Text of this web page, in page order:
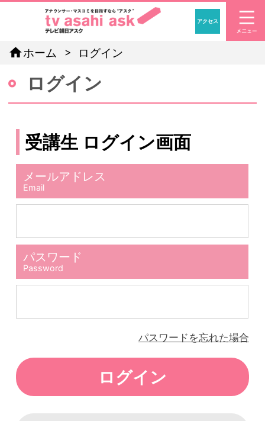
「アナウ
アクセス
homeホーム ログイン
ログイン
受講生 ログイン画面
メールアドレス
Email
パスワード
Password
パスワードを忘れた場合